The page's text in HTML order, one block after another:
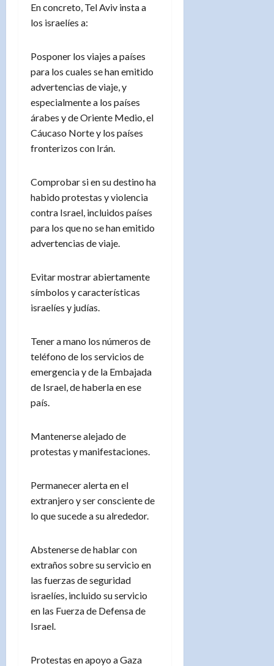
En concreto, Tel Aviv insta a
los israelíes a:
Posponer los viajes a países
para los cuales se han emitido
advertencias de viaje, y
especialmente a los países
árabes y de Oriente Medio, el
Cáucaso Norte y los países
fronterizos con Irán.
Comprobar si en su destino ha
habido protestas y violencia
contra Israel, incluidos países
para los que no se han emitido
advertencias de viaje.
Evitar mostrar abiertamente
símbolos y características
israelíes y judías.
Tener a mano los números de
teléfono de los servicios de
emergencia y de la Embajada
de Israel, de haberla en ese
país.
Mantenerse alejado de
protestas y manifestaciones.
Permanecer alerta en el
extranjero y ser consciente de
lo que sucede a su alrededor.
Abstenerse de hablar con
extraños sobre su servicio en
las fuerzas de seguridad
israelíes, incluido su servicio
en las Fuerza de Defensa de
Israel.
Protestas en apoyo a Gaza